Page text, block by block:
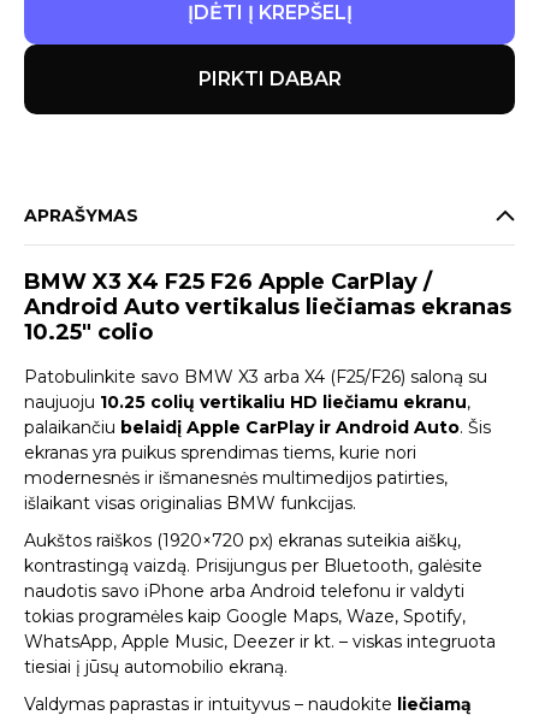
ĮDĖTI Į KREPŠELĮ
PIRKTI DABAR
APRAŠYMAS
BMW X3 X4 F25 F26 Apple CarPlay /
Android Auto vertikalus liečiamas ekranas
10.25″ colio
Patobulinkite savo BMW X3 arba X4 (F25/F26) saloną su
naujuoju 10.25 colių vertikaliu HD liečiamu ekranu,
palaikančiu belaidį Apple CarPlay ir Android Auto. Šis
ekranas yra puikus sprendimas tiems, kurie nori
modernesnės ir išmanesnės multimedijos patirties,
išlaikant visas originalias BMW funkcijas.
Aukštos raiškos (1920×720 px) ekranas suteikia aiškų,
kontrastingą vaizdą. Prisijungus per Bluetooth, galėsite
naudotis savo iPhone arba Android telefonu ir valdyti
tokias programėles kaip Google Maps, Waze, Spotify,
WhatsApp, Apple Music, Deezer ir kt. – viskas integruota
tiesiai į jūsų automobilio ekraną.
Valdymas paprastas ir intuityvus – naudokite liečiamą